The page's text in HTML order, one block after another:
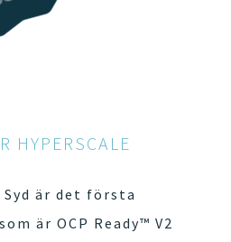
HYPERSCALE
är det första
är OCP Ready™ V2